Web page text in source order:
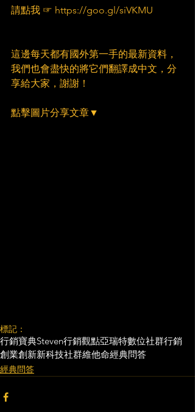
請點我 ☞ https://goo.gl/siVKMU
這邊每天都有國外第一手的最新資料，
我們也會盡快的將它們翻譯成中文，分
享給大家，謝謝！
點擊圖片分享文章▼
標記：
行銷寶典Steven行銷觀點亞瑞特數位社群行銷
創業創新新科技社群維他命經典問答
經典問答